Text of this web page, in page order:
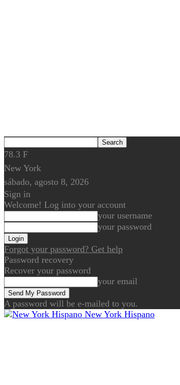
78.3 F
New York
sábado, agosto 8, 2026
Sign in
Welcome! Log into your account
your username
your password
Forgot your password? Get help
Password recovery
Recover your password
your email
A password will be e-mailed to you.
New York Hispano